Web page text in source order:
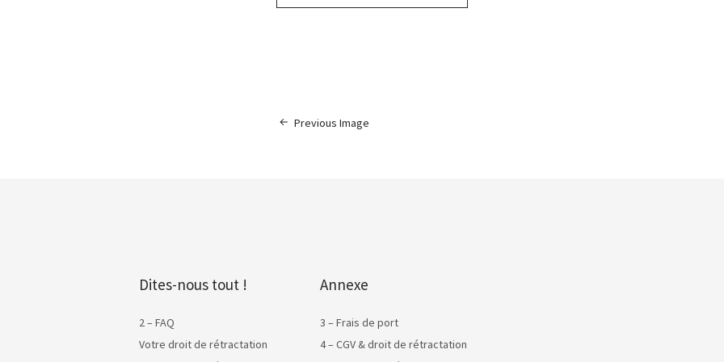
Previous Image
Dites-nous tout !
2 – FAQ
Votre droit de rétractation
Annexe
3 – Frais de port
4 – CGV & droit de rétractation